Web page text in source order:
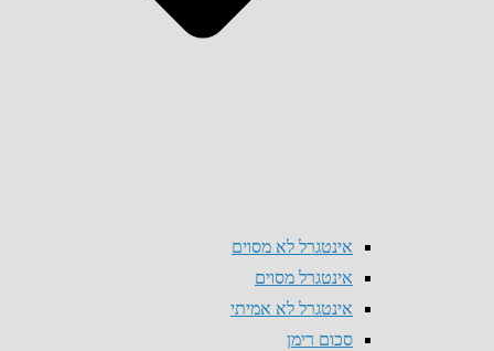
אינטגרל לא מסוים
אינטגרל מסוים
אינטגרל לא אמיתי
סכום רימן